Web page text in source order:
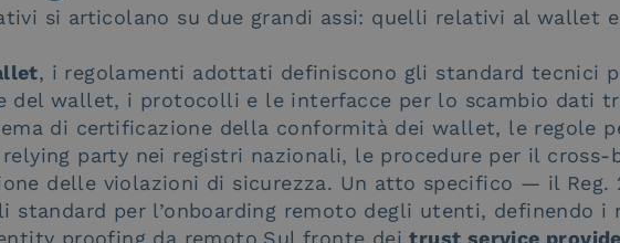
si articolano su due grandi assi: quelli relativi al wallet
, i regolamenti adottati definiscono gli standard tecnici
del wallet, i protocolli e le interfacce per lo scambio dati
di certificazione della conformità dei wallet, le regole
party nei registri nazionali, le procedure per il
delle violazioni di sicurezza. Un atto specifico — il
standard per l’onboarding remoto degli utenti, definendo i
proofing da remoto.Sul fronte deitrust service